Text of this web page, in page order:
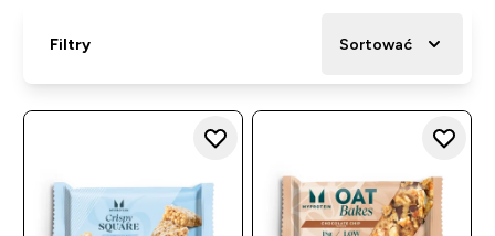
Filtry Sortować